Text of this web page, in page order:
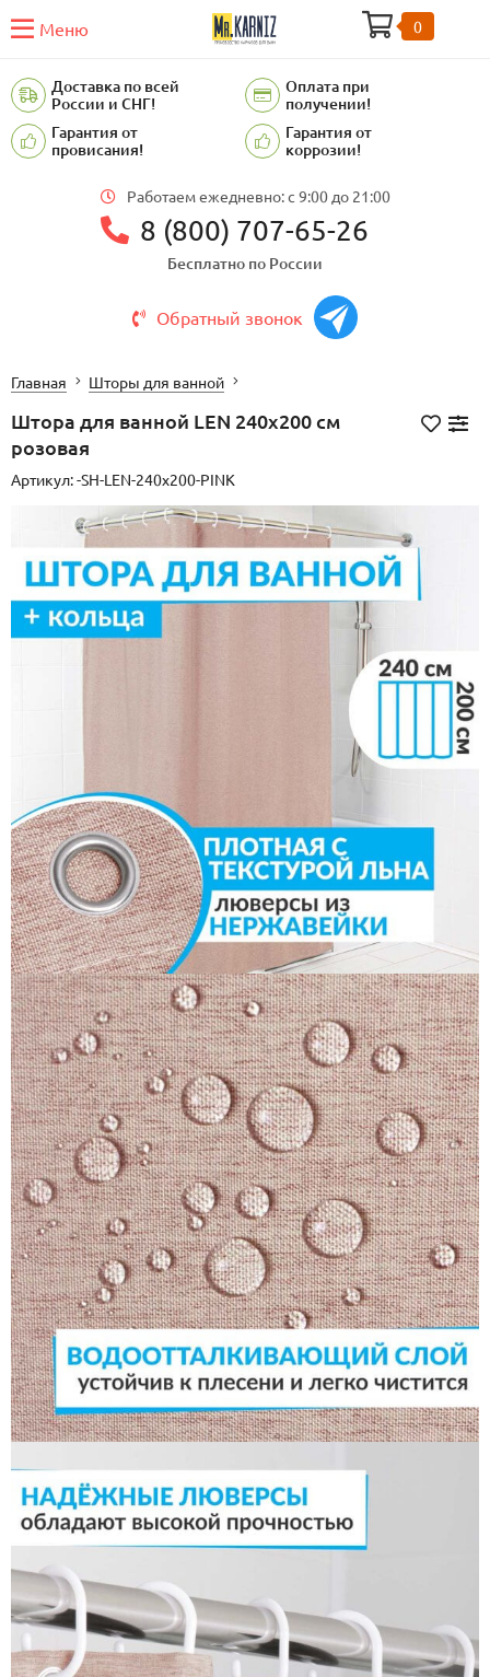
Меню 0
Доставка по всей
России и СНГ!
Оплата при
получении!
Гарантия от
провисания!
Гарантия от
коррозии!
Работаем ежедневно: c 9:00 до 21:00
8 (800) 707-65-26
Бесплатно по России
Обратный звонок
Главная Шторы для ванной
Штора для ванной LEN 240х200 см
розовая
Артикул:-SH-LEN-240x200-PINK